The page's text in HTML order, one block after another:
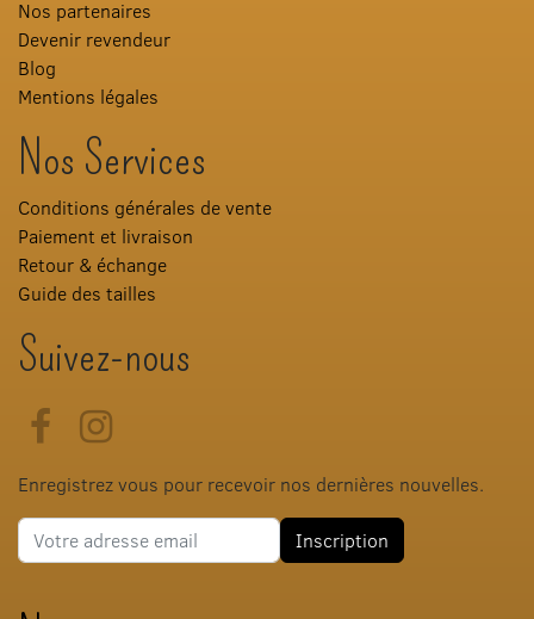
Nos partenaires
Devenir revendeur
Blog
Mentions légales
Nos Services
Conditions générales de vente
Paiement et livraison
Retour & échange
Guide des tailles
Suivez-nous
FacebookInstagram
Enregistrez vous pour recevoir nos dernières nouvelles.
Adresse e-mail
Inscription